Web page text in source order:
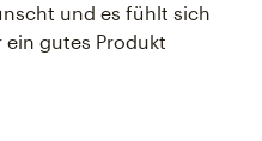
und es fühlt sich
ein gutes Produkt